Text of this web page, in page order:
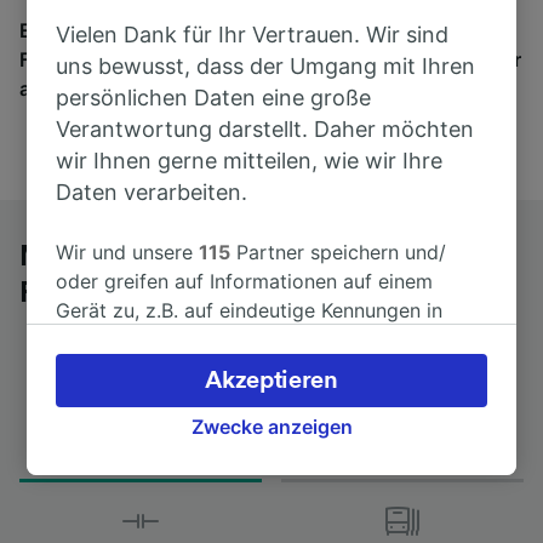
Egal, wohin die Reise geht – starten Sie mit uns.
Finden Sie hier Fahrkarten für Verbindungen von mehr
als 170 Bahn- und Busunternehmen.
Mit dem Fernbus von Clermont-
Ferrand la Rotonde nach Brest
Erster und letzter Bus
Vielen Dank für Ihr Vertrauen. Wir sind
uns bewusst, dass der Umgang mit Ihren
persönlichen Daten eine große
Verantwortung darstellt. Daher möchten
wir Ihnen gerne mitteilen, wie wir Ihre
Daten verarbeiten.
Wir und unsere115 Partner speichern und/
oder greifen auf Informationen auf einem
Gerät zu, z.B. auf eindeutige Kennungen in
verarbeiten. Sie können Ihre Präferenzen
akzeptieren oder verwalten, einschließlich
Ihres Widerspruchsrechts bei berechtigtem
besuchen Sie jederzeit die Seite der
Datenschutzrichtlinie. Diese Präferenzen
Zwecke anzeigen
Akzeptieren